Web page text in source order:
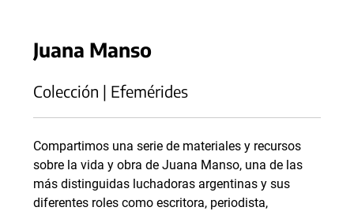
Juana Manso
Colección | Efemérides
Compartimos una serie de materiales y recursos
sobre la vida y obra de Juana Manso, una de las
más distinguidas luchadoras argentinas y sus
diferentes roles como escritora, periodista,